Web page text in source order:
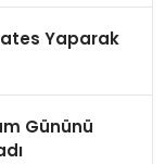
Yaparak
Gününü